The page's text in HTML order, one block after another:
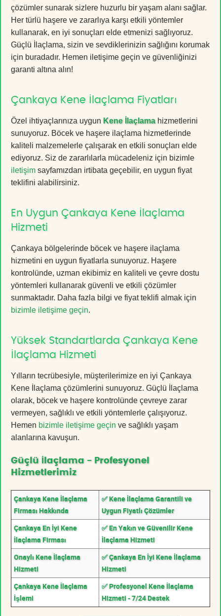
çözümler sunarak sizlere huzurlu bir yaşam alanı sağlar.
Her türlü haşere ve zararlıya karşı etkili yöntemler
kullanarak, en iyi sonuçları elde etmenizi sağlıyoruz.
Güçlü İlaçlama, sizin ve sevdiklerinizin sağlığını korumak
için buradadır. Hemen iletişime geçin ve güvenliğinizi
garanti altına alın!
Çankaya Kene İlaçlama Fiyatları
Özel ihtiyaçlarınıza uygun Kene İlaçlamahizmetlerini
sunuyoruz. Böcek ve haşere ilaçlama hizmetlerinde
kaliteli malzemelerle çalışarak en etkili sonuçları elde
ediyoruz. Siz de zararlılarla mücadeleniz için bizimle
iletişim sayfamızdan irtibata geçebilir, en uygun fiyat
teklifini alabilirsiniz.
En Uygun Çankaya Kene İlaçlama
Hizmeti
Çankaya bölgelerinde böcek ve haşere ilaçlama
hizmetini en uygun fiyatlarla sunuyoruz. Haşere
kontrolünde, uzman ekibimiz en kaliteli ve çevre dostu
yöntemleri kullanarak güvenli ve etkili çözümler
sunmaktadır. Daha fazla bilgi ve fiyat teklifi almak için
bizimle iletişime geçin.
Yüksek Standartlarda Çankaya Kene
İlaçlama Hizmeti
Yılların tecrübesiyle, müşterilerimize en iyi Çankaya
Kene İlaçlama çözümlerini sunuyoruz. Güçlü İlaçlama
olarak, böcek ve haşere kontrolünde çevreye zarar
vermeyen, sağlıklı ve etkili yöntemlerle çalışıyoruz.
Hemen bizimle iletişime geçin ve sağlıklı yaşam
alanlarına kavuşun.
Güçlü İlaçlama - Profesyonel
Hizmetlerimiz
Çankaya Kene İlaçlama
Firması Hakkında
✅ Kene İlaçlama Garantili ve
Uygun Fiyatlı Çözümler
Çankaya En İyi Kene
İlaçlama Firması
✅ En Yakın ve Güvenilir Kene
İlaçlama Hizmeti
Onaylı Kene İlaçlama
Hizmeti
✅ Çankaya En İyi Kene İlaçlama
Hizmeti
Çankaya Kene İlaçlama
İşlemi
✅ Profesyonel Kene İlaçlama
Hizmeti - 7/24 Destek